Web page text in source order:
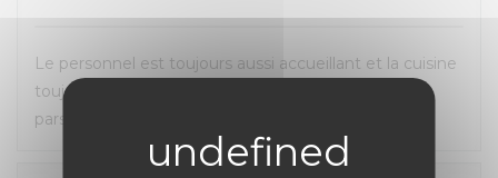
Le personnel est toujours aussi accueillant et la cuisine
toujours bonne. La salle climatisée était appréciable
pars ces fortes chaleurs.